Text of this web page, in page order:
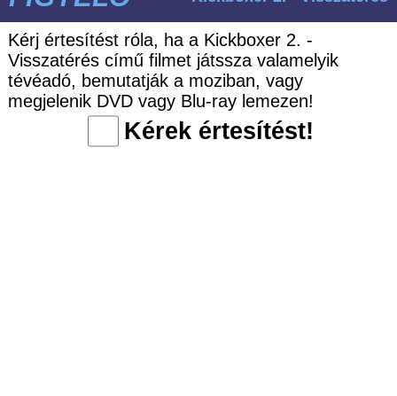
Kérj értesítést róla, ha a Kickboxer 2. -
Visszatérés című filmet játssza valamelyik
tévéadó, bemutatják a moziban, vagy
megjelenik DVD vagy Blu-ray lemezen!
Kérek értesítést!